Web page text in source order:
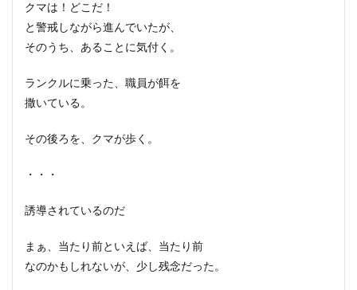
クマは！どこだ！
と警戒しながら進んでいたが、
そのうち、あることに気付く。
ランクルに乗った、職員が餌を
撒いている。
その後ろを、クマが歩く。
・・・
誘導されているのだ
まぁ、当たり前といえば、当たり前
なのかもしれないが、少し残念だった。